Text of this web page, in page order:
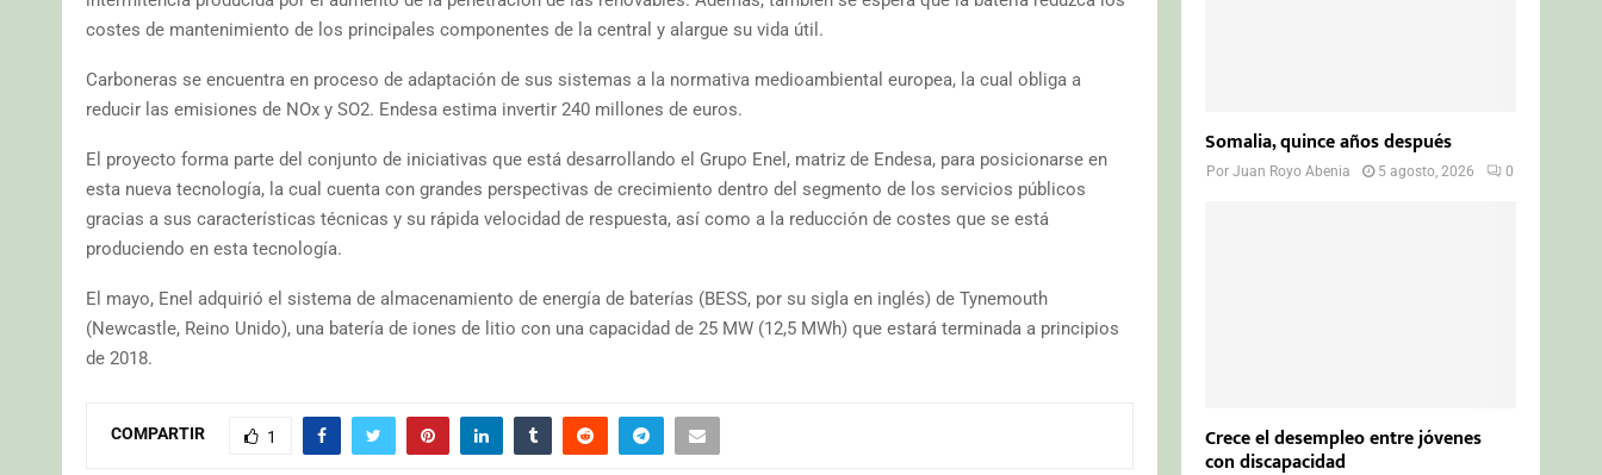
costes de mantenimiento de los principales componentes de la central y alargue su vida útil.
Carboneras se encuentra en proceso de adaptación de sus sistemas a la normativa medioambiental europea, la cual obliga a
reducir las emisiones de NOx y SO2. Endesa estima invertir 240 millones de euros.
El proyecto forma parte del conjunto de iniciativas que está desarrollando el Grupo Enel, matriz de Endesa, para posicionarse en
esta nueva tecnología, la cual cuenta con grandes perspectivas de crecimiento dentro del segmento de los servicios públicos
gracias a sus características técnicas y su rápida velocidad de respuesta, así como a la reducción de costes que se está
produciendo en esta tecnología.
El mayo, Enel adquirió el sistema de almacenamiento de energía de baterías (BESS, por su sigla en inglés) de Tynemouth
(Newcastle, Reino Unido), una batería de iones de litio con una capacidad de 25 MW (12,5 MWh) que estará terminada a principios
de 2018.
COMPARTIR 1
Somalia, quince años después
PorJuan Royo Abenia 5 agosto, 2026 0
Crece el desempleo entre jóvenes
con discapacidad